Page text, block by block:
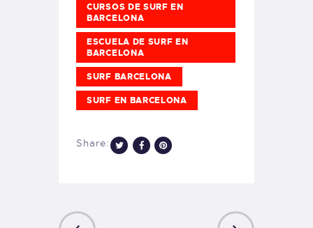
CURSOS DE SURF EN
BARCELONA
ESCUELA DE SURF EN
BARCELONA
SURF BARCELONA
SURF EN BARCELONA
Share: